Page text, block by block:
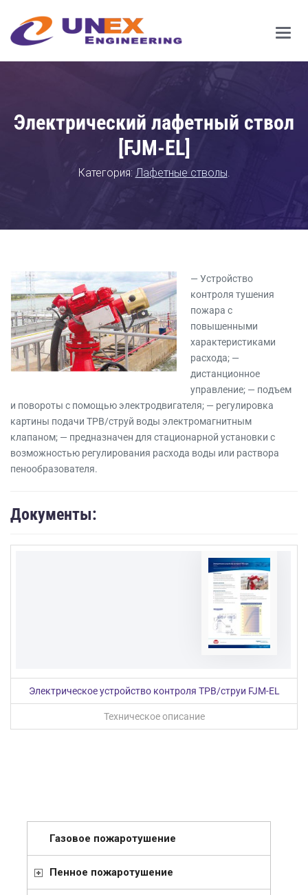
Main
Электрический лафетный ствол
[FJM-EL]
Категория: Лафетные стволы
— Устройство
контроля тушения
пожара с
повышенными
характеристиками
расхода; —
дистанционное
управление; — подъем
и повороты с помощью электродвигателя; — регулировка
картины подачи ТРВ/струй воды электромагнитным
клапаном; — предназначен для стационарной установки с
возможностью регулирования расхода воды или раствора
пенообразователя.
Документы:
Электрическое устройство контроля ТРВ/струи FJM-EL
Техническое описание
Газовое пожаротушение
Пенное пожаротушение